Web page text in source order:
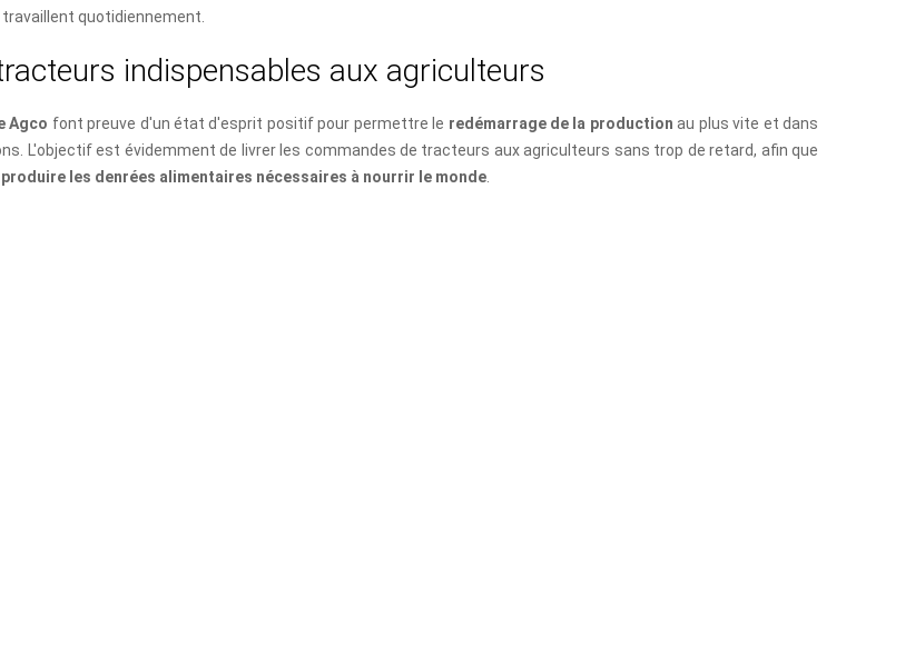
quotidiennement.
racteurs indispensables aux agriculteurs
Agco font preuve d'un état d'esprit positif pour permettre le redémarrage de la production au plus vite et dans
L'objectif est évidemment de livrer les commandes de tracteurs aux agriculteurs sans trop de retard, afin que
produire les denrées alimentaires nécessaires à nourrir le monde.